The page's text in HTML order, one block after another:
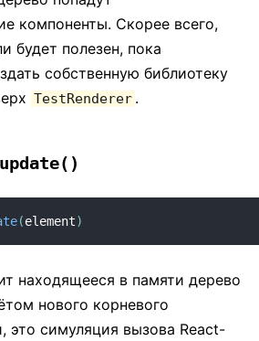
компоненты. Скорее всего,
будет полезен, пока
собственную библиотеку
TestRenderer .
(element)
находящееся в памяти дерево
нового корневого
это симуляция вызова React-